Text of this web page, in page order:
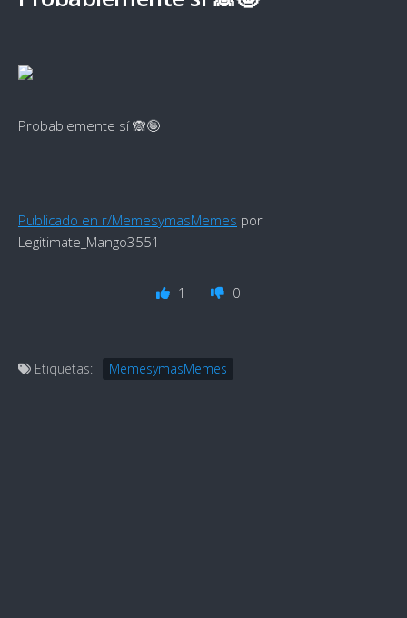
Probablemente sí 🙈🤪
Publicado en r/MemesymasMemes por
Legitimate_Mango3551
1 0
Etiquetas: MemesymasMemes